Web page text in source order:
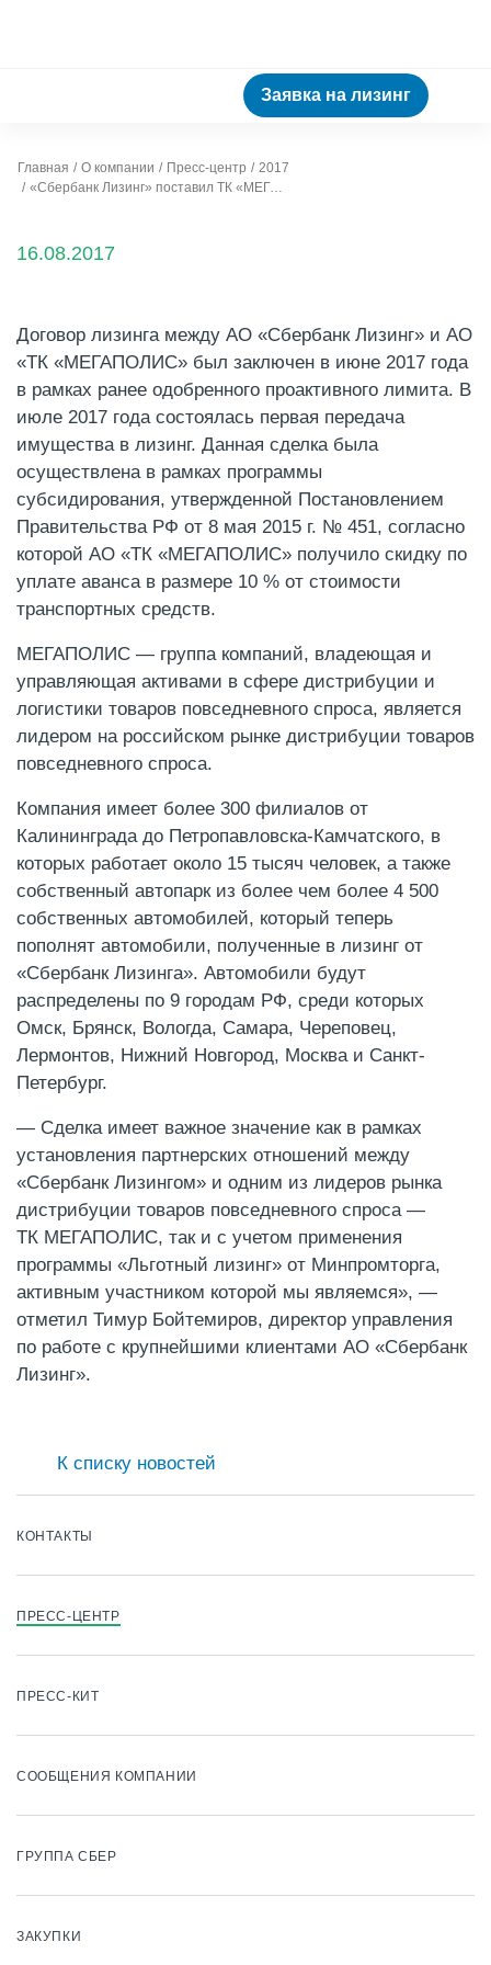
Заявка на лизинг
Главная О компании Пресс-центр
2017
«Сбербанк Лизинг» поставил TК «МЕГАПОЛИС» новые транспортные средства — автомобили марки ГАЗ в количестве более 100 единиц
КОНТАКТЫ
ПРЕСС-ЦЕНТР
ПРЕСС-КИТ
СООБЩЕНИЯ КОМПАНИИ
ГРУППА СБЕР
ЗАКУПКИ
16.08.2017
Договор лизинга между АО «Сбербанк Лизинг» и АО
«ТК «МЕГАПОЛИС» был заключен в июне 2017 года
в рамках ранее одобренного проактивного лимита. В
июле 2017 года состоялась первая передача
имущества в лизинг. Данная сделка была
осуществлена в рамках программы
субсидирования, утвержденной Постановлением
Правительства РФ от 8 мая 2015 г. № 451, согласно
которой АО «ТК «МЕГАПОЛИС» получило скидку по
уплате аванса в размере 10 % от стоимости
транспортных средств.
МЕГАПОЛИС — группа компаний, владеющая и
управляющая активами в сфере дистрибуции и
логистики товаров повседневного спроса, является
лидером на российском рынке дистрибуции товаров
повседневного спроса.
Компания имеет более 300 филиалов от
Калининграда до Петропавловска-Камчатского, в
которых работает около 15 тысяч человек, а также
собственный автопарк из более чем более 4 500
собственных автомобилей, который теперь
пополнят автомобили, полученные в лизинг от
«Сбербанк Лизинга». Автомобили будут
распределены по 9 городам РФ, среди которых
Омск, Брянск, Вологда, Самара, Череповец,
Лермонтов, Нижний Новгород, Москва и Санкт-
Петербург.
— Сделка имеет важное значение как в рамках
установления партнерских отношений между
«Сбербанк Лизингом» и одним из лидеров рынка
дистрибуции товаров повседневного спроса —
TК МЕГАПОЛИС, так и с учетом применения
программы «Льготный лизинг» от Минпромторга,
активным участником которой мы являемся», —
отметил Тимур Бойтемиров, директор управления
по работе с крупнейшими клиентами АО «Сбербанк
Лизинг».
К списку новостей